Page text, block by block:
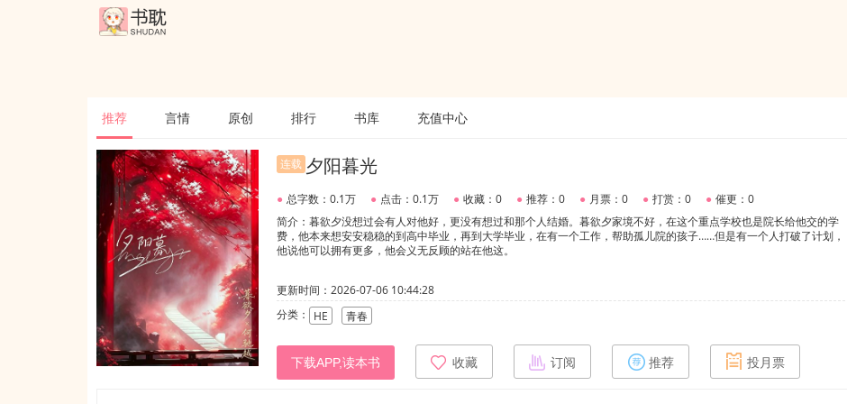
推荐 言情 原创 排行 书库 充值中心
连载 夕阳暮光
● 总字数：0.1万 ● 点击：0.1万 ● 收藏：0 ● 推荐：0 ● 月票：0 ● 打赏：0 ● 催更：0
简介：暮欲夕没想过会有人对他好，更没有想过和那个人结婚。暮欲夕家境不好，在这个重点学校也是院长给他交的学
费，他本来想安安稳稳的到高中毕业，再到大学毕业，在有一个工作，帮助孤儿院的孩子……但是有一个人打破了计划，
他说他可以拥有更多，他会义无反顾的站在他这。
更新时间：2026-07-06 10:44:28
分类：
HE 青春
下载APP,读本书 收藏 订阅 推荐 投月票